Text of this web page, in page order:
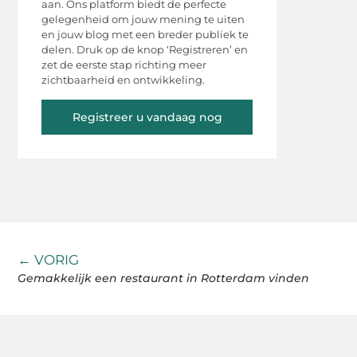
aan. Ons platform biedt de perfecte
gelegenheid om jouw mening te uiten
en jouw blog met een breder publiek te
delen. Druk op de knop ‘Registreren’ en
zet de eerste stap richting meer
zichtbaarheid en ontwikkeling.
Registreer u vandaag nog
← VORIG
Gemakkelijk een restaurant in Rotterdam vinden